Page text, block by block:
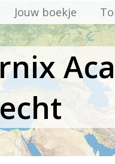
Jouw boekje